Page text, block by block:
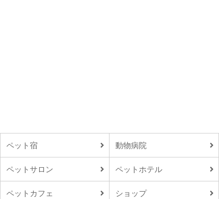
ペット宿 動物病院
ペットサロン ペットホテル
ペットカフェ ショップ